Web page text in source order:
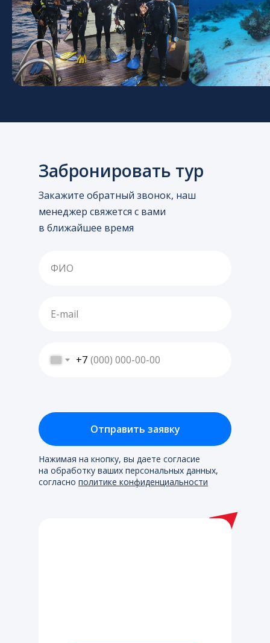
Нажимая на кнопку, вы даете согласие
на обработку ваших персональных данных,
согласно политике конфиденциальности
Закажите обратный звонок, наш
менеджер свяжется с вами
в ближайшее время
Забронировать тур
+7
Отправить заявку